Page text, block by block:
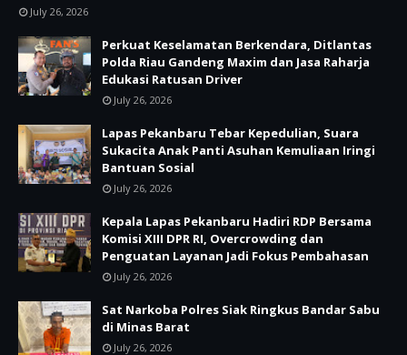
July 26, 2026
Perkuat Keselamatan Berkendara, Ditlantas
Polda Riau Gandeng Maxim dan Jasa Raharja
Edukasi Ratusan Driver
July 26, 2026
Lapas Pekanbaru Tebar Kepedulian, Suara
Sukacita Anak Panti Asuhan Kemuliaan Iringi
Bantuan Sosial
July 26, 2026
Kepala Lapas Pekanbaru Hadiri RDP Bersama
Komisi XIII DPR RI, Overcrowding dan
Penguatan Layanan Jadi Fokus Pembahasan
July 26, 2026
Sat Narkoba Polres Siak Ringkus Bandar Sabu
di Minas Barat
July 26, 2026